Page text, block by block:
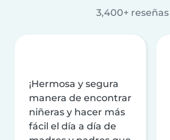
3,400+ reseñas
¡Hermosa y segura
manera de encontrar
niñeras y hacer más
fácil el día a día de